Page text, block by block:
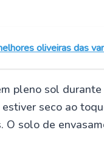
oliveiras das
pleno sol
seco ao
O solo de